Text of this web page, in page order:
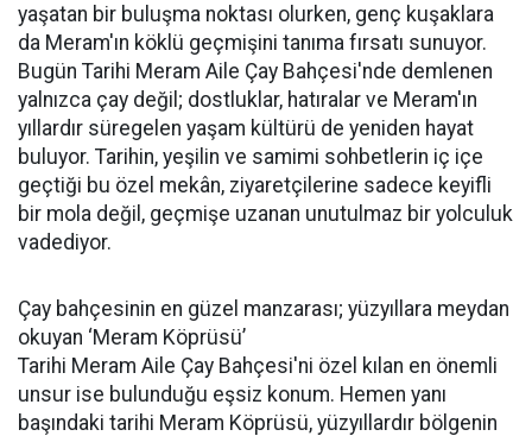
yaşatan bir buluşma noktası olurken, genç kuşaklara
da Meram'ın köklü geçmişini tanıma fırsatı sunuyor.
Bugün Tarihi Meram Aile Çay Bahçesi'nde demlenen
yalnızca çay değil; dostluklar, hatıralar ve Meram'ın
yıllardır süregelen yaşam kültürü de yeniden hayat
buluyor. Tarihin, yeşilin ve samimi sohbetlerin iç içe
geçtiği bu özel mekân, ziyaretçilerine sadece keyifli
bir mola değil, geçmişe uzanan unutulmaz bir yolculuk
vadediyor.
Çay bahçesinin en güzel manzarası; yüzyıllara meydan
okuyan ‘Meram Köprüsü’
Tarihi Meram Aile Çay Bahçesi'ni özel kılan en önemli
unsur ise bulunduğu eşsiz konum. Hemen yanı
başındaki tarihi Meram Köprüsü, yüzyıllardır bölgenin